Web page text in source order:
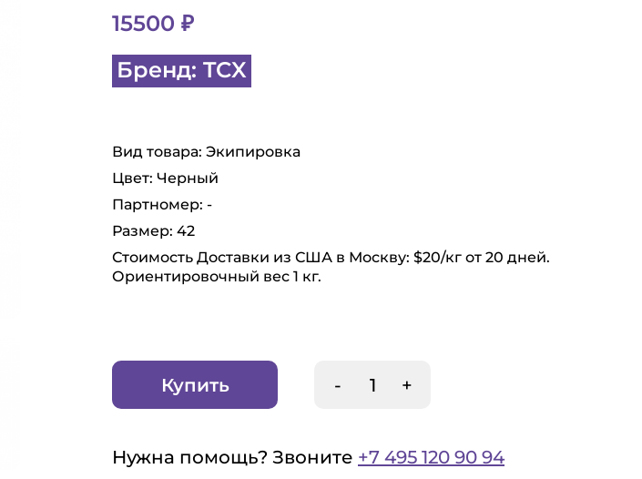
15500 ₽
Бренд: TCX
Вид товара: Экипировка
Цвет: Черный
Партномер: -
Размер: 42
Стоимость Доставки из США в Москву: $20/кг от 20 дней.
Ориентировочный вес 1 кг.
Купить - +
Нужна помощь? Звоните +7 495 120 90 94